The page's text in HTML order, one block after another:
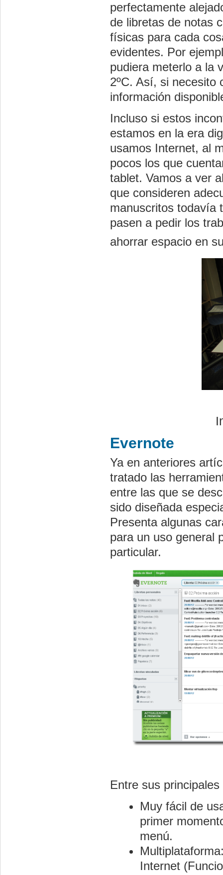
perfectamente
de libretas de notas
físicas para cada
evidentes. Por
pudiera meterlo a la
2ºC. Así, si necesito
información
Incluso si estos
estamos en la era
usamos Internet, al
pocos los que
tablet. Vamos a ver
que consideren
manuscritos todavía
pasen a pedir los
ahorrar espacio en
Evernote
Ya en anteriores
tratado las
entre las que se
sido diseñada
Presenta algunas
para un uso general
particular.
Entre sus
Muy fácil de
primer
menú.
Internet